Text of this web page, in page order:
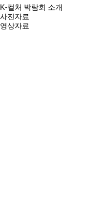
K-컬처 박람회 소개
사진자료
영상자료